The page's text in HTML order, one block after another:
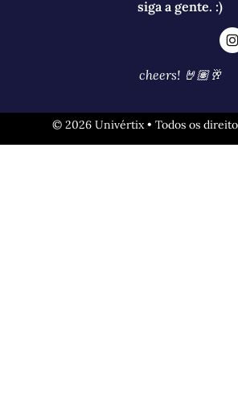
siga a gente. :)
cheers! 🤘🏽🥂
© 2026 Univértix • Todos os